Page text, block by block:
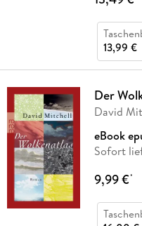
13,99 €
Der
David
eBook
Sofort
9,99 €*